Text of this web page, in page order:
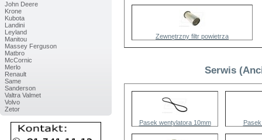
John Deere
Krone
Kubota
Landini
Leyland
Manitou
Massey Ferguson
Matbro
McCornic
Merlo
Renault
Same
Sanderson
Valtra Valmet
Volvo
Zetor
Zewnętrzny filtr powietrza
Serwis
Pasek wentylatora 10mm